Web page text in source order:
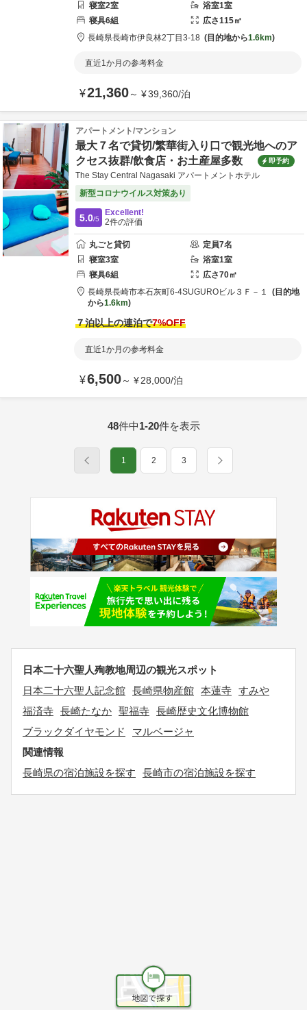
寝室2室 浴室1室
寝具6組 広さ115㎡
長崎県長崎市伊良林2丁目3-18 目的地から1.6km
直近1か月の参考料金
¥21,360～ ¥39,360/泊
アパートメント/マンション
最大７名で貸切/繁華街入り口で観光地へのア
クセス抜群/飲食店・お土産屋多数
即予約
The Stay Central Nagasaki アパートメントホテル
新型コロナウイルス対策あり
5.0/5
Excellent!
2件の評価
丸ごと貸切 定員7名
寝室3室 浴室1室
寝具6組 広さ70㎡
長崎県長崎市本石灰町6-4SUGUROビル３Ｆ－１
目的地
から1.6km
７泊以上の連泊で7%OFF
直近1か月の参考料金
¥6,500～ ¥28,000/泊
48件中1-20件を表示
1 2 3
日本二十六聖人殉教地周辺の観光スポット
日本二十六聖人記念館 長崎県物産館 本蓮寺 すみや
福済寺 長崎たなか 聖福寺 長崎歴史文化博物館
ブラックダイヤモンド
マルベージャ
関連情報
長崎県の宿泊施設を探す
長崎市の宿泊施設を探す